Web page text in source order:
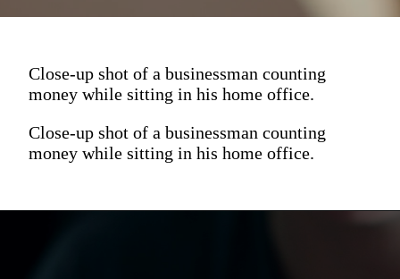
Close-up shot of a businessman counting
money while sitting in his home office.
Close-up shot of a businessman counting
money while sitting in his home office.